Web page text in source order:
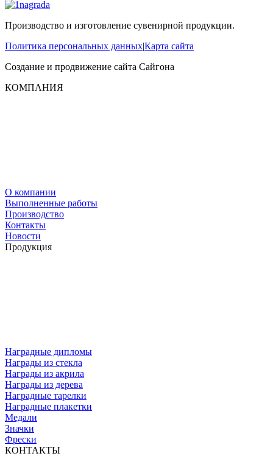
Производство и изготовление сувенирной продукции.
Политика персональных данных|Карта сайта
Создание и продвижение сайта Сайгона
КОМПАНИЯ
О компании
Выполненные работы
Производство
Контакты
Новости
Продукция
Наградные дипломы
Награды из стекла
Награды из акрила
Награды из дерева
Наградные тарелки
Наградные плакетки
Медали
Значки
Фрески
КОНТАКТЫ